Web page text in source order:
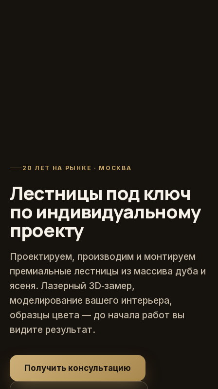
20 ЛЕТ НА РЫНКЕ · МОСКВА
Лестницы под ключ
по индивидуальному
проекту
Проектируем, производим и монтируем
премиальные лестницы из массива дуба и
ясеня. Лазерный 3D‑замер,
моделирование вашего интерьера,
образцы цвета — до начала работ вы
видите результат.
Получить консультацию